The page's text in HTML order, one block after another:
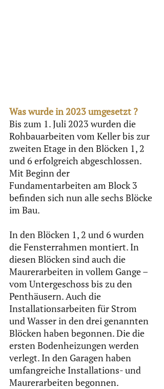
Was wurde in 2023 umgesetzt ?
Bis zum 1. Juli 2023 wurden die
Rohbauarbeiten vom Keller bis zur
zweiten Etage in den Blöcken 1, 2
und 6 erfolgreich abgeschlossen.
Mit Beginn der
Fundamentarbeiten am Block 3
befinden sich nun alle sechs Blöcke
im Bau.
In den Blöcken 1, 2 und 6 wurden
die Fensterrahmen montiert. In
diesen Blöcken sind auch die
Maurerarbeiten in vollem Gange –
vom Untergeschoss bis zu den
Penthäusern. Auch die
Installationsarbeiten für Strom
und Wasser in den drei genannten
Blöcken haben begonnen. Die die
ersten Bodenheizungen werden
verlegt. In den Garagen haben
umfangreiche Installations- und
Maurerarbeiten begonnen.